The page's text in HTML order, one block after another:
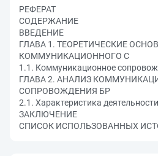
РЕФЕРАТ
СОДЕРЖАНИЕ
ВВЕДЕНИЕ
ГЛАВА 1. ТЕОРЕТИЧЕСКИЕ
КОММУНИКАЦИОННОГО С
1.1. Коммуникационное
ГЛАВА 2. АНАЛИЗ
СОПРОВОЖДЕНИЯ БР
2.1. Характеристика
ЗАКЛЮЧЕНИЕ
СПИСОК ИСПОЛЬЗОВАННЫХ